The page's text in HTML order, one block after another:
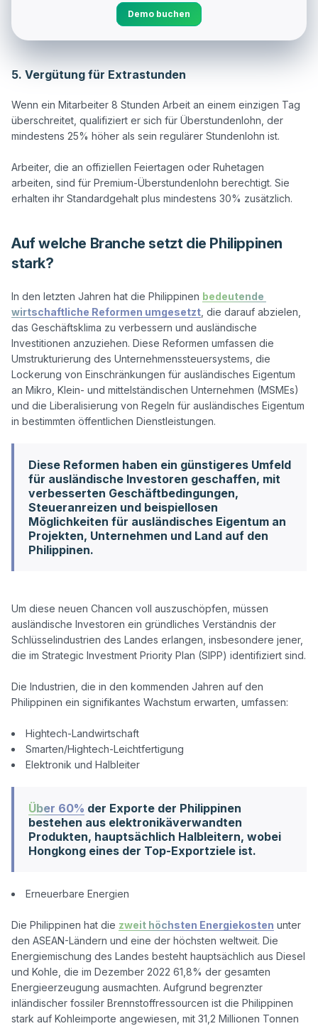
Demo buchen
5. Vergütung für Extrastunden
Wenn ein Mitarbeiter 8 Stunden Arbeit an einem einzigen Tag
überschreitet, qualifiziert er sich für Überstundenlohn, der
mindestens 25% höher als sein regulärer Stundenlohn ist.
Arbeiter, die an offiziellen Feiertagen oder Ruhetagen
arbeiten, sind für Premium-Überstundenlohn berechtigt. Sie
Auf welche Branche setzt die Philippinen
stark?
In den letzten Jahren hat die Philippinen bedeutende
wirtschaftliche Reformen umgesetzt, die darauf abzielen,
das Geschäftsklima zu verbessern und ausländische
Investitionen anzuziehen. Diese Reformen umfassen die
Umstrukturierung des Unternehmenssteuersystems, die
Lockerung von Einschränkungen für ausländisches Eigentum
an Mikro, Klein- und mittelständischen Unternehmen (MSMEs)
und die Liberalisierung von Regeln für ausländisches Eigentum
Diese Reformen haben ein günstigeres Umfeld
für ausländische Investoren geschaffen, mit
verbesserten Geschäftbedingungen,
Steueranreizen und beispiellosen
Möglichkeiten für ausländisches Eigentum an
Projekten, Unternehmen und Land auf den
Philippinen.
Um diese neuen Chancen voll auszuschöpfen, müssen
ausländische Investoren ein gründliches Verständnis der
Schlüsselindustrien des Landes erlangen, insbesondere jener,
die im Strategic Investment Priority Plan (SIPP) identifiziert sind.
Die Industrien, die in den kommenden Jahren auf den
Philippinen ein signifikantes Wachstum erwarten, umfassen:
Hightech-Landwirtschaft
Smarten/Hightech-Leichtfertigung
Elektronik und Halbleiter
Über 60% der Exporte der Philippinen
bestehen aus elektronikäverwandten
Produkten, hauptsächlich Halbleitern, wobei
Hongkong eines der Top-Exportziele ist.
Erneuerbare Energien
Die Philippinen hat die zweit höchsten Energiekosten unter
den ASEAN-Ländern und eine der höchsten weltweit. Die
Energiemischung des Landes besteht hauptsächlich aus Diesel
und Kohle, die im Dezember 2022 61,8% der gesamten
Energieerzeugung ausmachten. Aufgrund begrenzter
inländischer fossiler Brennstoffressourcen ist die Philippinen
stark auf Kohleimporte angewiesen, mit 31,2 Millionen Tonnen